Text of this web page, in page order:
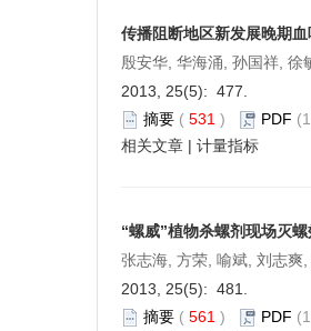
传播阻断地区新发展晚期
殷安华, 华海涌, 孙国祥, 徐
2013, 25(5): 477.
摘要 ( 531 ) PDF
相关文章 | 计量指标
“螺威”植物杀螺剂现场灭
张志海, 方荣, 喻斌, 刘志爽
2013, 25(5): 481.
摘要 ( 561 ) PDF